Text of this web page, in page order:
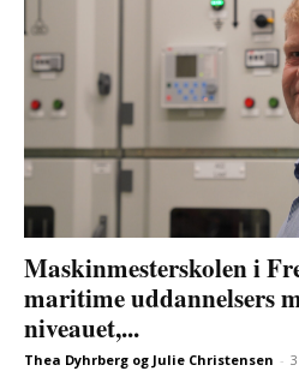
Maskinmesterskolen i
maritime uddannelsers
niveauet,...
Thea Dyhrberg og Julie Christensen -